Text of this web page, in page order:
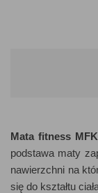
Mata fitness
podstawa maty
nawierzchni na
się do kształtu